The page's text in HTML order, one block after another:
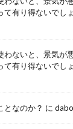
て有り得ないでし
わないと、景気が
て有り得ないでし
となのか？ に